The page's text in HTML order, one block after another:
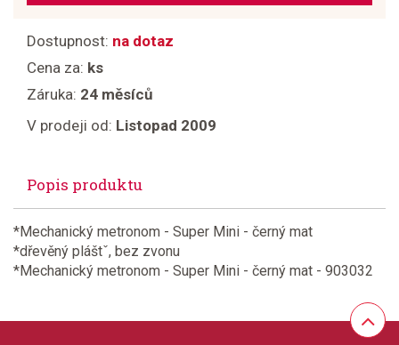
Dostupnost: na dotaz
Cena za: ks
Záruka: 24 měsíců
V prodeji od: Listopad 2009
Popis produktu
*Mechanický metronom - Super Mini - černý mat
*dřevěný pláštˇ, bez zvonu
*Mechanický metronom - Super Mini - černý mat - 903032